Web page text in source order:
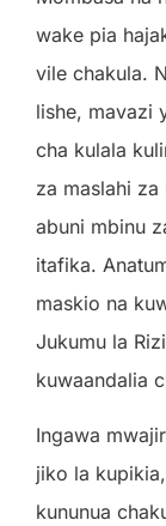
wake pia
vile chakula.
lishe, mavazi
cha kulala
za maslahi
abuni mbinu
itafika.
maskio na
Jukumu la
kuwaandalia
Ingawa
jiko la
kununua